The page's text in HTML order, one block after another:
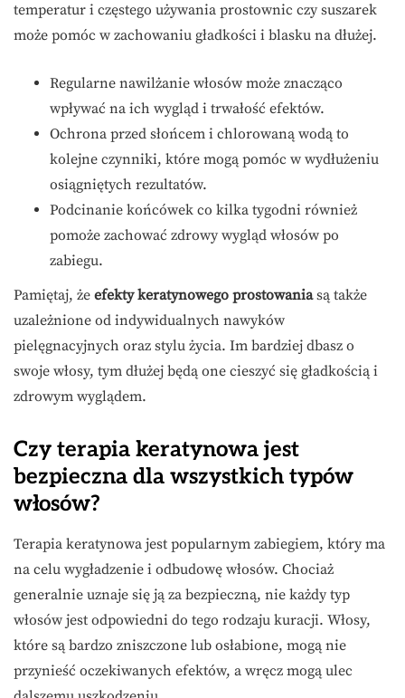
temperatur i częstego używania prostownic czy suszarek
może pomóc w zachowaniu gładkości i blasku na dłużej.
Regularne nawilżanie włosów może znacząco
wpływać na ich wygląd i trwałość efektów.
Ochrona przed słońcem i chlorowaną wodą to
kolejne czynniki, które mogą pomóc w wydłużeniu
osiągniętych rezultatów.
Podcinanie końcówek co kilka tygodni również
pomoże zachować zdrowy wygląd włosów po
zabiegu.
Pamiętaj, że efekty keratynowego prostowaniasą także
uzależnione od indywidualnych nawyków
pielęgnacyjnych oraz stylu życia. Im bardziej dbasz o
swoje włosy, tym dłużej będą one cieszyć się gładkością i
zdrowym wyglądem.
Czy terapia keratynowa jest
bezpieczna dla wszystkich typów
włosów?
Terapia keratynowa jest popularnym zabiegiem, który ma
na celu wygładzenie i odbudowę włosów. Chociaż
generalnie uznaje się ją za bezpieczną, nie każdy typ
włosów jest odpowiedni do tego rodzaju kuracji. Włosy,
które są bardzo zniszczone lub osłabione, mogą nie
przynieść oczekiwanych efektów, a wręcz mogą ulec